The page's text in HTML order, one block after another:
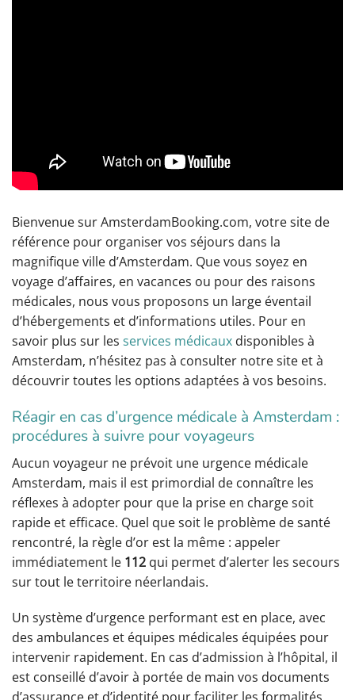
Bienvenue sur AmsterdamBooking.com, votre site de
référence pour organiser vos séjours dans la
magnifique ville d’Amsterdam. Que vous soyez en
voyage d’affaires, en vacances ou pour des raisons
médicales, nous vous proposons un large éventail
d’hébergements et d’informations utiles. Pour en
savoir plus sur les services médicaux disponibles à
Amsterdam, n’hésitez pas à consulter notre site et à
découvrir toutes les options adaptées à vos besoins.
Réagir en cas d’urgence médicale à Amsterdam :
procédures à suivre pour voyageurs
Aucun voyageur ne prévoit une urgence médicale
Amsterdam, mais il est primordial de connaître les
réflexes à adopter pour que la prise en charge soit
rapide et efficace. Quel que soit le problème de santé
rencontré, la règle d’or est la même : appeler
immédiatement le 112 qui permet d’alerter les secours
sur tout le territoire néerlandais.
Un système d’urgence performant est en place, avec
des ambulances et équipes médicales équipées pour
intervenir rapidement. En cas d’admission à l’hôpital, il
est conseillé d’avoir à portée de main vos documents